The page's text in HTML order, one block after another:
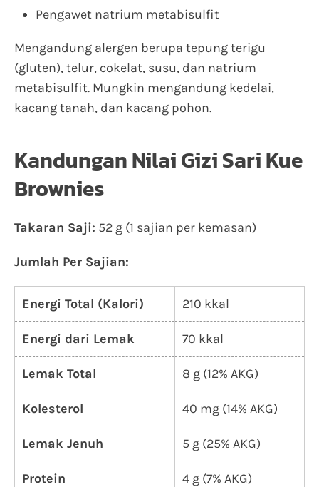
Pengawet natrium metabisulfit
Mengandung alergen berupa tepung terigu
(gluten), telur, cokelat, susu, dan natrium
metabisulfit. Mungkin mengandung kedelai,
kacang tanah, dan kacang pohon.
Kandungan Nilai Gizi Sari Kue
Brownies
Takaran Saji: 52 g (1 sajian per kemasan)
Jumlah Per Sajian:
Energi Total (Kalori) 210 kkal
Energi dari Lemak 70 kkal
Lemak Total 8 g (12% AKG)
Kolesterol 40 mg (14% AKG)
Lemak Jenuh 5 g (25% AKG)
Protein 4 g (7% AKG)